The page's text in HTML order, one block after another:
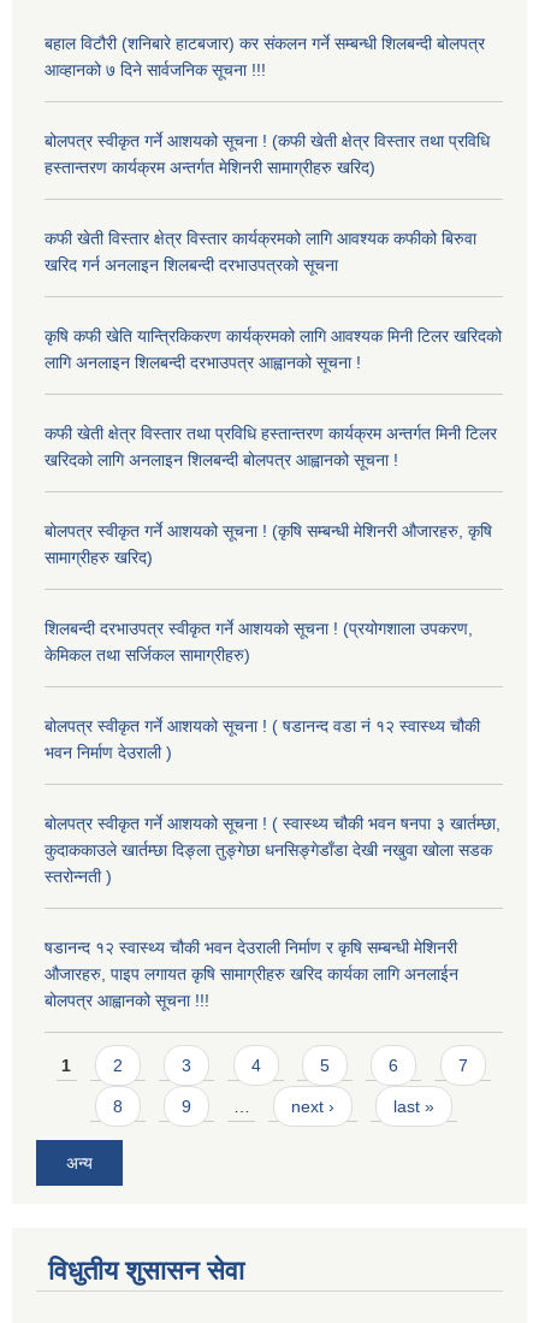
बहाल विटौरी (शनिबारे हाटबजार) कर संकलन गर्ने सम्बन्धी शिलबन्दी बोलपत्र
आव्हानको ७ दिने सार्वजनिक सूचना !!!
बोलपत्र स्वीकृत गर्ने आशयको सूचना ! (कफी खेती क्षेत्र विस्तार तथा प्रविधि
हस्तान्तरण कार्यक्रम अन्तर्गत मेशिनरी सामाग्रीहरु खरिद)
कफी खेती विस्तार क्षेत्र विस्तार कार्यक्रमको लागि आवश्यक कफीको बिरुवा
खरिद गर्न अनलाइन शिलबन्दी दरभाउपत्रको सूचना
कृषि कफी खेति यान्त्रिकिकरण कार्यक्रमको लागि आवश्यक मिनी टिलर खरिदको
लागि अनलाइन शिलबन्दी दरभाउपत्र आह्वानको सूचना !
कफी खेती क्षेत्र विस्तार तथा प्रविधि हस्तान्तरण कार्यक्रम अन्तर्गत मिनी टिलर
खरिदको लागि अनलाइन शिलबन्दी बोलपत्र आह्वानको सूचना !
बोलपत्र स्वीकृत गर्ने आशयको सूचना ! (कृषि सम्बन्धी मेशिनरी औजारहरु, कृषि
सामाग्रीहरु खरिद)
शिलबन्दी दरभाउपत्र स्वीकृत गर्ने आशयको सूचना ! (प्रयोगशाला उपकरण,
केमिकल तथा सर्जिकल सामाग्रीहरु)
बोलपत्र स्वीकृत गर्ने आशयको सूचना ! ( षडानन्द वडा नं १२ स्वास्थ्य चौकी
भवन निर्माण देउराली )
बोलपत्र स्वीकृत गर्ने आशयको सूचना ! ( स्वास्थ्य चौकी भवन षनपा ३ खार्तम्छा,
कुदाककाउले खार्तम्छा दिङ्ला तुङ्गेछा धनसिङ्गेडाँडा देखी नखुवा खोला सडक
स्तरोन्नती )
षडानन्द १२ स्वास्थ्य चौकी भवन देउराली निर्माण र कृषि सम्बन्धी मेशिनरी
औजारहरु, पाइप लगायत कृषि सामाग्रीहरु खरिद कार्यका लागि अनलाईन
बोलपत्र आह्वानको सूचना !!!
Pages
1 2 3 4 5 6 7
8 9 … next › last »
अन्य
विधुतीय शुसासन सेवा